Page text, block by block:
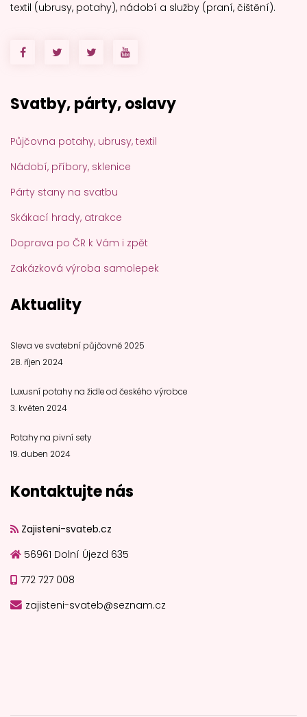
textil (ubrusy, potahy), nádobí a služby (praní, čištění).
Svatby, párty, oslavy
Půjčovna potahy, ubrusy, textil
Nádobí, příbory, sklenice
Párty stany na svatbu
Skákací hrady, atrakce
Doprava po ČR k Vám i zpět
Zakázková výroba samolepek
Aktuality
Sleva ve svatební půjčovně 2025
28. říjen 2024
Luxusní potahy na židle od českého výrobce
3. květen 2024
Potahy na pivní sety
19. duben 2024
Kontaktujte nás
Zajisteni-svateb.cz
56961 Dolní Újezd 635
772 727 008
zajisteni-svateb@seznam.cz